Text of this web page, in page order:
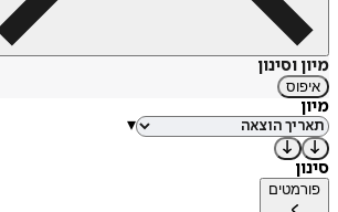
מיון וסינון
איפוס
מיון
▾
סינון
פורמטים